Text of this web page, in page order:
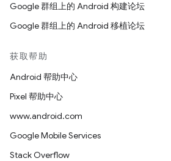
Google 群组上的 Android 构建论坛
Google 群组上的 Android 移植论坛
获取帮助
Android 帮助中心
Pixel 帮助中心
www.android.com
Google Mobile Services
Stack Overflow